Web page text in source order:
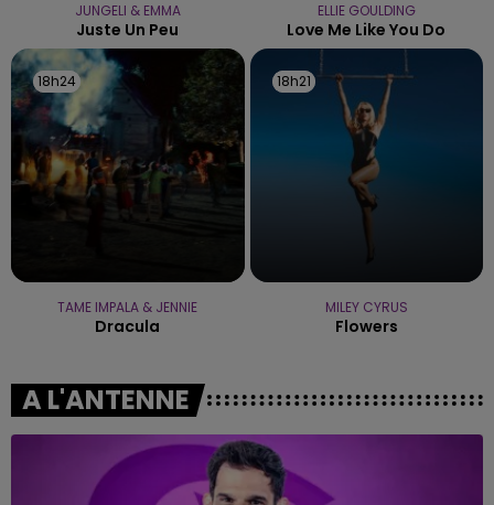
JUNGELI & EMMA
Juste Un Peu
ELLIE GOULDING
Love Me Like You Do
18h24
18h24
TAME IMPALA & JENNIE
Dracula
18h21
18h21
MILEY CYRUS
Flowers
A L'ANTENNE